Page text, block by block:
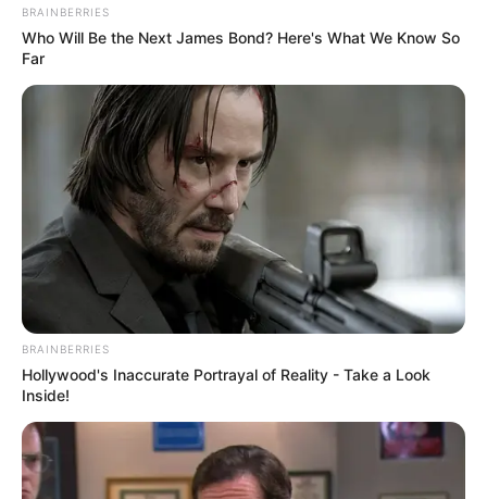
(foto: imgur/rowdymcMenace)
BRAINBERRIES
Who Will Be the Next James Bond? Here's What We Know So
Far
BRAINBERRIES
Hollywood's Inaccurate Portrayal of Reality - Take a Look
Inside!